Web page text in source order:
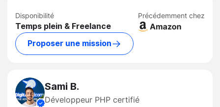
Disponibilité
Temps plein & Freelance
Précédemment chez
Proposer une mission
Sami B.
Développeur PHP certifié